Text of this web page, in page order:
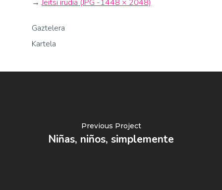
→Jeitsi irudia (JPG -1448 × 2048)
Gaztelera
Kartela
Previous Project
Niñas, niños, simplemente